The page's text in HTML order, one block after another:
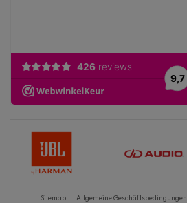
Sitemap Allgemeine Geschäftsbedingungen